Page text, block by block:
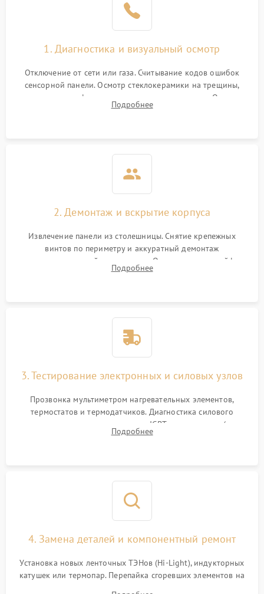
1. Диагностика и визуальный осмотр
Отключение от сети или газа. Считывание кодов ошибок
сенсорной панели. Осмотр стеклокерамики на трещины,
проверка конфорок на равномерность нагрева. Опрос
клиента о симптомах (не включается, не видит посуду,
Подробнее
2. Демонтаж и вскрытие корпуса
Извлечение панели из столешницы. Снятие крепежных
винтов по периметру и аккуратный демонтаж
стеклокерамической поверхности. Отсоединение шлейфов
сенсорного блока для доступа к силовым платам, катушкам
Подробнее
3. Тестирование электронных и силовых узлов
Прозвонка мультиметром нагревательных элементов,
термостатов и термодатчиков. Диагностика силового
модуля, реле, диодных мостов и IGBT-транзисторов (для
индукции). Проверка кранов и газ-контроля (для газовых
Подробнее
4. Замена деталей и компонентный ремонт
Установка новых ленточных ТЭНов (Hi-Light), индукторных
катушек или термопар. Перепайка сгоревших элементов на